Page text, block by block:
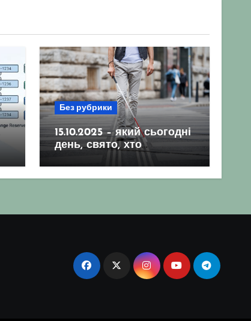
Без рубрики
15.10.2025 – який сьогодні
день, свято, хто
народився, гороскоп